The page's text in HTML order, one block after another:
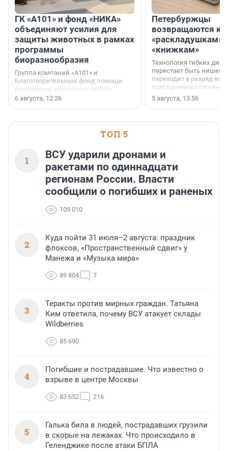
ГК «А101» и фонд «НИКА»
объединяют усилия для
защиты животных в рамках
программы
биоразнообразия
Группа компаний «А101» и
Благотворительный фонд помощи
бездомным животным «НИКА»
заключили соглашение о
6 августа, 12:26
Петербуржцы
возвращаются к
«раскладушкам»
«книжкам»
Технология гибких
перестает быть
переходит в разряд
повседневных
5 августа, 13:56
ТОП 5
1
ВСУ ударили дронами и
ракетами по одиннадцати
регионам России. Власти
сообщили о погибших и раненых
109 010
2
Куда пойти 31 июля–2 августа: праздник
флоксов, «Пространственный сдвиг» у
Манежа и «Музыка мира»
89 804 7
3
Теракты против мирных граждан. Татьяна
Ким ответила, почему ВСУ атакует склады
Wildberries
85 690
4
Погибшие и пострадавшие. Что известно о
взрыве в центре Москвы
83 652 216
5
Галька била в людей, пострадавших грузили
в скорые на лежаках. Что происходило в
Геленджике после атаки БПЛА